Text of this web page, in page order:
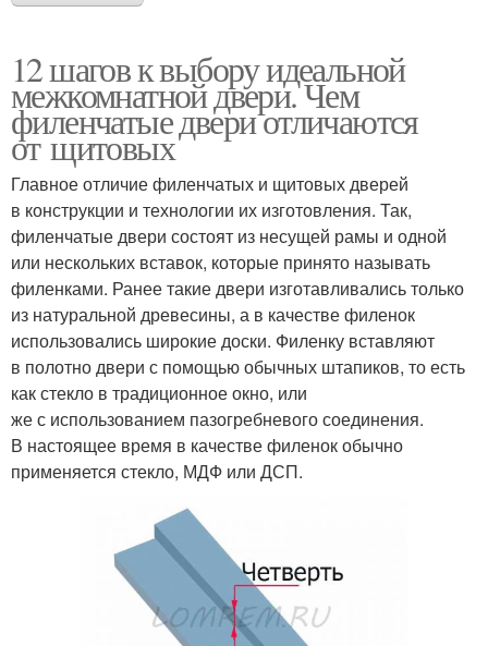
12 шагов к выбору идеальной
межкомнатной двери. Чем
филенчатые двери отличаются
от щитовых
Главное отличие филенчатых и щитовых дверей
в конструкции и технологии их изготовления. Так,
филенчатые двери состоят из несущей рамы и одной
или нескольких вставок, которые принято называть
филенками. Ранее такие двери изготавливались только
из натуральной древесины, а в качестве филенок
использовались широкие доски. Филенку вставляют
в полотно двери с помощью обычных штапиков, то есть
как стекло в традиционное окно, или
же с использованием пазогребневого соединения.
В настоящее время в качестве филенок обычно
применяется стекло, МДФ или ДСП.